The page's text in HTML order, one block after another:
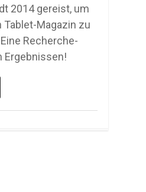
2014 gereist, um
Magazin zu
Recherche-
Ergebnissen!